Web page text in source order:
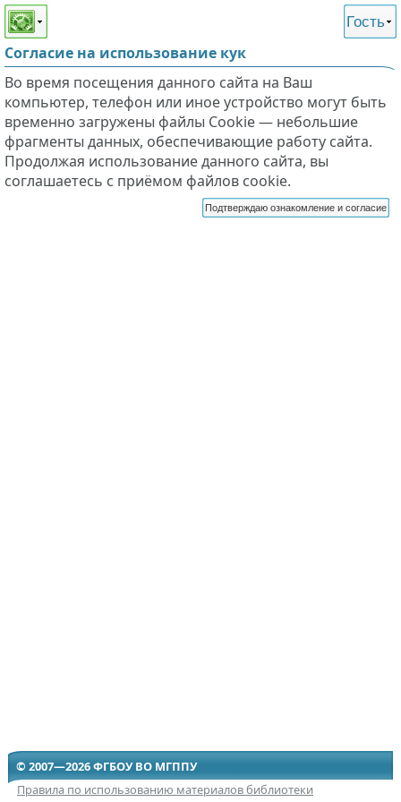
Этот сайт поддерживает
слабовидящих
Гость
Согласие на использование кук
Во время посещения данного сайта на Ваш
компьютер, телефон или иное устройство могут быть
временно загружены файлы Cookie — небольшие
фрагменты данных, обеспечивающие работу сайта.
Продолжая использование данного сайта, вы
соглашаетесь с приёмом файлов cookie.
Подтверждаю ознакомление и согласие
© 2007—2026 ФГБОУ ВО МГППУ
Правила по использованию материалов библиотеки